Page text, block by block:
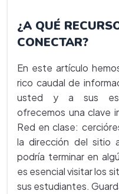
¿A QUÉ
CONECTAR?
En este artículo
rico caudal de
usted y a sus
ofrecemos una clave
Red en clase:
la dirección del sitio
podría terminar en
es esencial visitar los
sus estudiantes.